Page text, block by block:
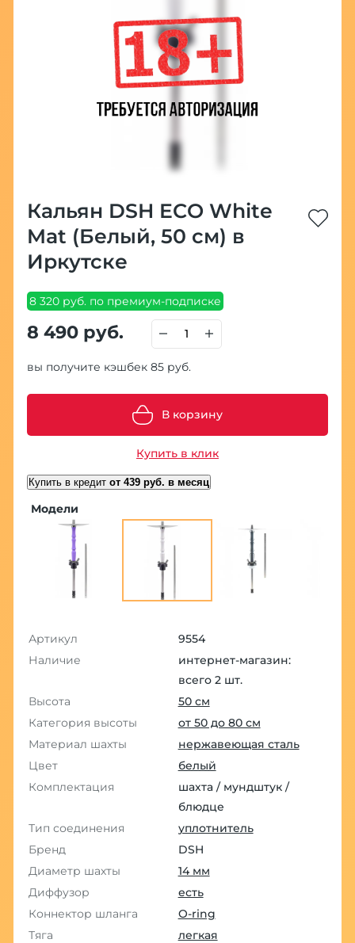
Кальян DSH ECO White
Mat (Белый, 50 см) в
Иркутске
8 320 руб. по премиум-подписке
8 490 руб.
вы получите кэшбек 85 руб.
В корзину
Купить в клик
Купить в кредит от 439 руб. в месяц
Модели
Артикул
9554
Наличие
интернет-магазин:
всего 2 шт.
Высота
50 см
Категория высоты
от 50 до 80 см
Материал шахты
нержавеющая сталь
Цвет
белый
Комплектация
шахта / мундштук /
блюдце
Тип соединения
уплотнитель
Бренд
DSH
Диаметр шахты
14 мм
Диффузор
есть
Коннектор шланга
O-ring
Тяга
легкая